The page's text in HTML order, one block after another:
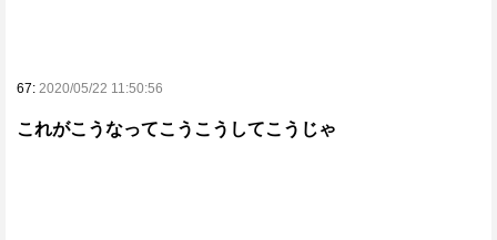
67: 2020/05/22 11:50:56
これがこうなってこうこうしてこうじゃ